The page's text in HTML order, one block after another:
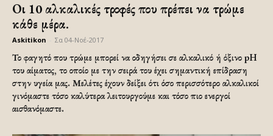
Οι 10 αλκαλικές τροφές που πρέπει να τρώμε
κάθε μέρα.
Askitikon Σα 04-Νοέ-2017
Το φαγητό που τρώμε μπορεί να οδηγήσει σε αλκαλικό ή όξινο pH
του αίματος, το οποίο με την σειρά του έχει σημαντική επίδραση
στην υγεία μας. Μελέτες έχουν δείξει ότι όσο περισσότερο αλκαλικοί
γινόμαστε τόσο καλύτερα λειτουργούμε και τόσο πιο ενεργοί
αισθανόμαστε.